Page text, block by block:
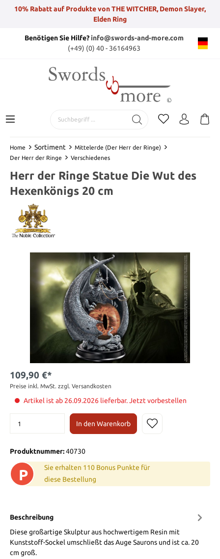
10% Rabatt auf Produkte von THE WITCHER, Demon Slayer,
Elden Ring
Benötigen Sie Hilfe?info@swords-and-more.com
(+49) (0) 40 - 36164963
Home Sortiment
Mittelerde (Der Herr der Ringe)
Der Herr der Ringe
Verschiedenes
Herr der Ringe Statue Die Wut des
Hexenkönigs 20 cm
109,90 €*
Preise inkl. MwSt. zzgl. Versandkosten
Artikel ist ab 26.09.2026 lieferbar. Jetzt vorbestellen
In den Warenkorb
Produktnummer:40730
P
Sie erhalten 110 Bonus Punkte für
diese Bestellung
Beschreibung
Diese großartige Skulptur aus hochwertigem Resin mit
Kunststoff-Sockel umschließt das Auge Saurons und ist ca. 20
cm groß.